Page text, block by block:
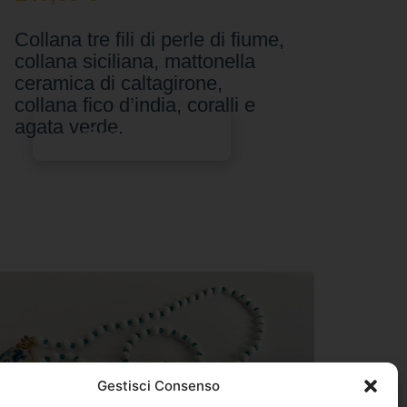
Gestisci Consenso
Collana tre fili di perle di fiume,
collana siciliana, mattonella
ceramica di caltagirone,
collana fico d’india, coralli e
agata verde.
Aggiungi al carrello